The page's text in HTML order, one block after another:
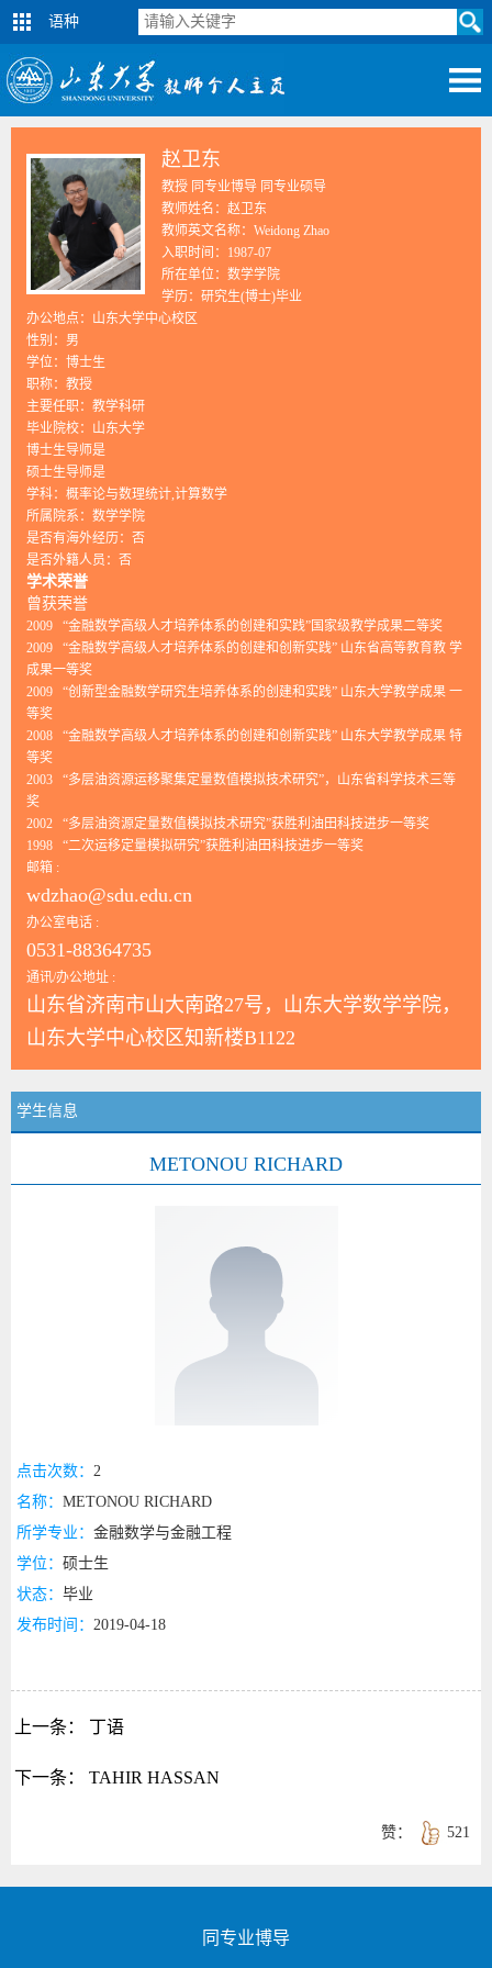
语种
赵卫东
教授 同专业博导 同专业硕导
教师姓名：赵卫东
教师英文名称：Weidong Zhao
入职时间：1987-07
所在单位：数学学院
学历：研究生(博士)毕业
办公地点：山东大学中心校区
性别：男
学位：博士生
职称：教授
主要任职：教学科研
毕业院校：山东大学
博士生导师是
硕士生导师是
学科：概率论与数理统计,计算数学
所属院系：数学学院
是否有海外经历：否
是否外籍人员：否
学术荣誉
曾获荣誉
2009 “金融数学高级人才培养体系的创建和实践”国家级教学成果二等奖
2009 “金融数学高级人才培养体系的创建和创新实践” 山东省高等教育教 学
成果一等奖
2009 “创新型金融数学研究生培养体系的创建和实践” 山东大学教学成果 一
等奖
2008 “金融数学高级人才培养体系的创建和创新实践” 山东大学教学成果 特
等奖
2003 “多层油资源运移聚集定量数值模拟技术研究”，山东省科学技术三等
奖
2002 “多层油资源定量数值模拟技术研究”获胜利油田科技进步一等奖
1998 “二次运移定量模拟研究”获胜利油田科技进步一等奖
邮箱 :
wdzhao@sdu.edu.cn
办公室电话 :
0531-88364735
通讯/办公地址 :
山东省济南市山大南路27号，山东大学数学学院，
山东大学中心校区知新楼B1122
学生信息
METONOU RICHARD
点击次数： 2
名称： METONOU RICHARD
所学专业： 金融数学与金融工程
学位： 硕士生
状态： 毕业
发布时间： 2019-04-18
上一条： 丁语
下一条： TAHIR HASSAN
521
赞：
同专业博导